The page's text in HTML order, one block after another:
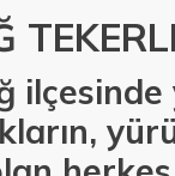
ilçesinde